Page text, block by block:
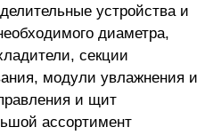
устройства и
диаметра,
секции
модули увлажнения и
и щит
ассортимент